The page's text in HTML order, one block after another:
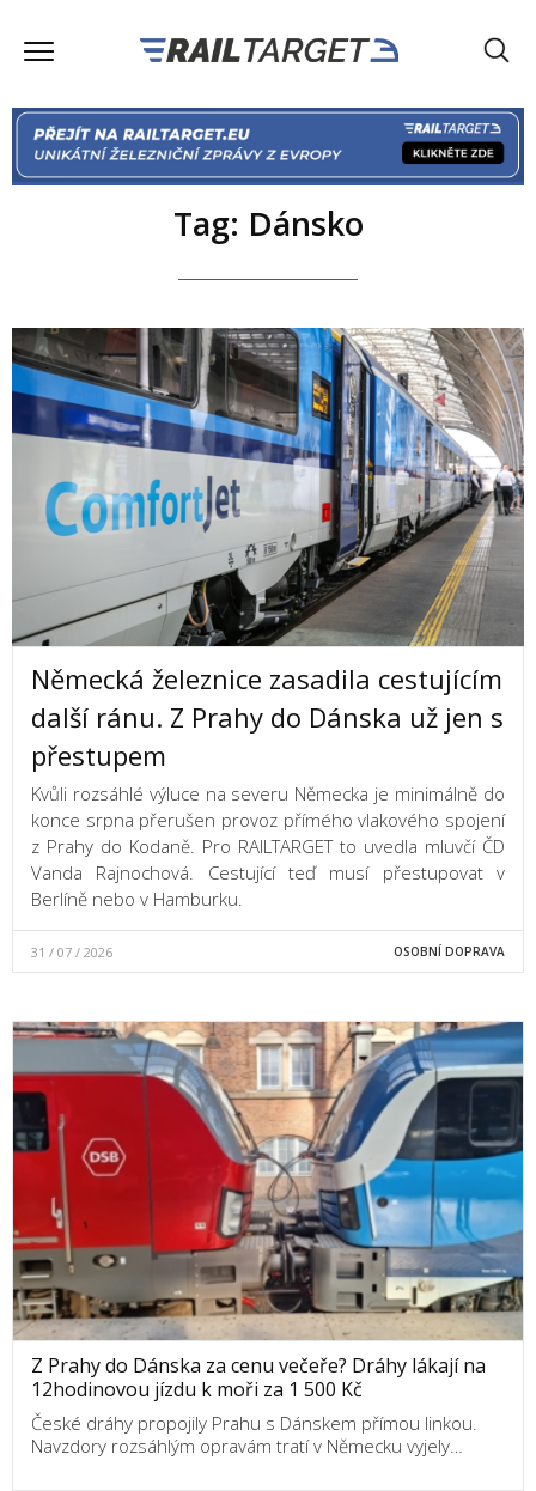
Tag: Dánsko
Německá železnice zasadila cestujícím
další ránu. Z Prahy do Dánska už jen s
přestupem
Kvůli rozsáhlé výluce na severu Německa je minimálně do
konce srpna přerušen provoz přímého vlakového spojení
z Prahy do Kodaně. Pro RAILTARGET to uvedla mluvčí ČD
Vanda Rajnochová. Cestující teď musí přestupovat v
Berlíně nebo v Hamburku.
31 / 07 / 2026 OSOBNÍ DOPRAVA
Z Prahy do Dánska za cenu večeře? Dráhy lákají na
12hodinovou jízdu k moři za 1 500 Kč
České dráhy propojily Prahu s Dánskem přímou linkou.
Navzdory rozsáhlým opravám tratí v Německu vyjely…